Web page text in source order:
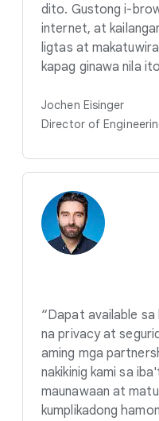
dito. Gustong i-
internet, at
ligtas at
kapag ginawa nila
Jochen Eisinger
Director of
“Dapat available
na privacy at
aming mga
nakikinig kami sa
maunawaan at
kumplikadong